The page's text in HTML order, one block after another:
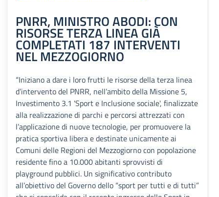
PNRR, MINISTRO ABODI: CON
RISORSE TERZA LINEA GIÀ
COMPLETATI 187 INTERVENTI
NEL MEZZOGIORNO
“Iniziano a dare i loro frutti le risorse della terza linea
d’intervento del PNRR, nell’ambito della Missione 5,
Investimento 3.1 'Sport e Inclusione sociale', finalizzate
alla realizzazione di parchi e percorsi attrezzati con
l’applicazione di nuove tecnologie, per promuovere la
pratica sportiva libera e destinate unicamente ai
Comuni delle Regioni del Mezzogiorno con popolazione
residente fino a 10.000 abitanti sprovvisti di
playground pubblici. Un significativo contributo
all’obiettivo del Governo dello “sport per tutti e di tutti”